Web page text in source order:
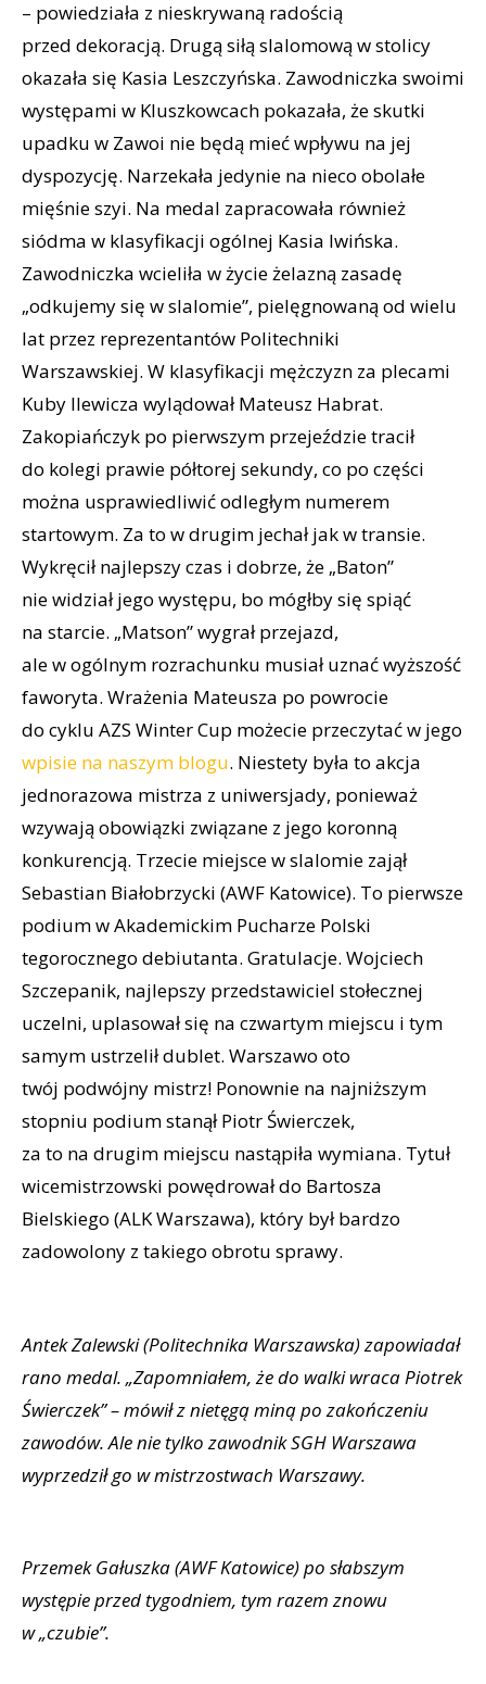
– powiedziała z nieskrywaną radością
przed dekoracją. Drugą siłą slalomową w stolicy
okazała się Kasia Leszczyńska. Zawodniczka swoimi
występami w Kluszkowcach pokazała, że skutki
upadku w Zawoi nie będą mieć wpływu na jej
dyspozycję. Narzekała jedynie na nieco obolałe
mięśnie szyi. Na medal zapracowała również
siódma w klasyfikacji ogólnej Kasia Iwińska.
Zawodniczka wcieliła w życie żelazną zasadę
„odkujemy się w slalomie”, pielęgnowaną od wielu
lat przez reprezentantów Politechniki
Warszawskiej. W klasyfikacji mężczyzn za plecami
Kuby Ilewicza wylądował Mateusz Habrat.
Zakopiańczyk po pierwszym przejeździe tracił
do kolegi prawie półtorej sekundy, co po części
można usprawiedliwić odległym numerem
startowym. Za to w drugim jechał jak w transie.
Wykręcił najlepszy czas i dobrze, że „Baton”
nie widział jego występu, bo mógłby się spiąć
na starcie. „Matson” wygrał przejazd,
ale w ogólnym rozrachunku musiał uznać wyższość
faworyta. Wrażenia Mateusza po powrocie
do cyklu AZS Winter Cup możecie przeczytać w jego
wpisie na naszym blogu. Niestety była to akcja
jednorazowa mistrza z uniwersjady, ponieważ
wzywają obowiązki związane z jego koronną
konkurencją. Trzecie miejsce w slalomie zajął
Sebastian Białobrzycki (AWF Katowice). To pierwsze
podium w Akademickim Pucharze Polski
tegorocznego debiutanta. Gratulacje. Wojciech
Szczepanik, najlepszy przedstawiciel stołecznej
uczelni, uplasował się na czwartym miejscu i tym
samym ustrzelił dublet. Warszawo oto
twój podwójny mistrz! Ponownie na najniższym
stopniu podium stanął Piotr Świerczek,
za to na drugim miejscu nastąpiła wymiana. Tytuł
wicemistrzowski powędrował do Bartosza
Bielskiego (ALK Warszawa), który był bardzo
zadowolony z takiego obrotu sprawy.
Antek Zalewski (Politechnika Warszawska) zapowiadał
rano medal. „Zapomniałem, że do walki wraca Piotrek
Świerczek” – mówił z nietęgą miną po zakończeniu
zawodów. Ale nie tylko zawodnik SGH Warszawa
wyprzedził go w mistrzostwach Warszawy.
Przemek Gałuszka (AWF Katowice) po słabszym
występie przed tygodniem, tym razem znowu
w „czubie”.